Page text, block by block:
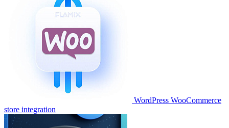
WordPress WooCommerce
store integration